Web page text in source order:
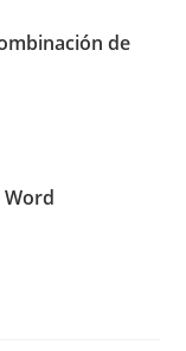
de